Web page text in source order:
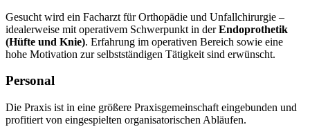
Gesucht wird ein Facharzt für Orthopädie und Unfallchirurgie –
idealerweise mit operativem Schwerpunkt in derEndoprothetik
(Hüfte und Knie). Erfahrung im operativen Bereich sowie eine
hohe Motivation zur selbstständigen Tätigkeit sind erwünscht.
Personal
Die Praxis ist in eine größere Praxisgemeinschaft eingebunden und
profitiert von eingespielten organisatorischen Abläufen.